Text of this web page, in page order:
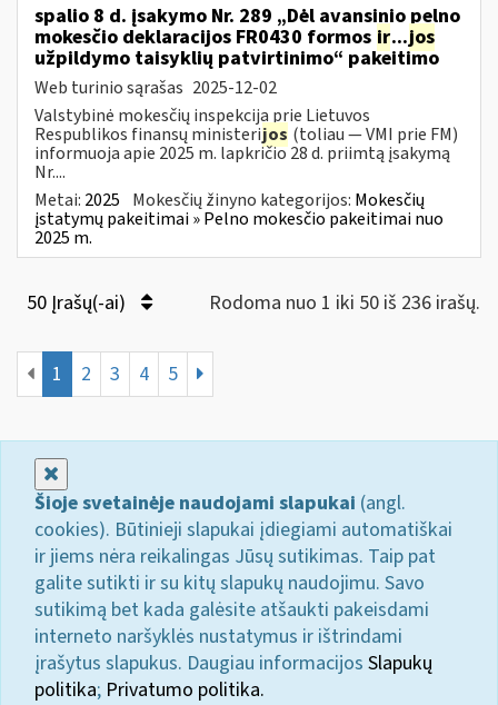
spalio 8 d. įsakymo Nr. 289 „Dėl avansinio pelno
mokesčio deklaracijos FR0430 formos ir...jos
užpildymo taisyklių patvirtinimo“ pakeitimo
Web turinio sąrašas 2025-12-02
Valstybinė mokesčių inspekcija prie Lietuvos
Respublikos finansų ministerijos (toliau — VMI prie FM)
informuoja apie 2025 m. lapkričio 28 d. priimtą įsakymą
Nr....
Metai: 2025 Mokesčių žinyno kategorijos: Mokesčių
įstatymų pakeitimai » Pelno mokesčio pakeitimai nuo
2025 m.
50 Įrašų(-ai) Rodoma nuo 1 iki 50 iš 236 irašų.
1 2 3 4 5
Šioje svetainėje naudojami slapukai (angl.
cookies). Būtinieji slapukai įdiegiami automatiškai
ir jiems nėra reikalingas Jūsų sutikimas. Taip pat
galite sutikti ir su kitų slapukų naudojimu. Savo
sutikimą bet kada galėsite atšaukti pakeisdami
interneto naršyklės nustatymus ir ištrindami
įrašytus slapukus. Daugiau informacijos Slapukų
politika; Privatumo politika.